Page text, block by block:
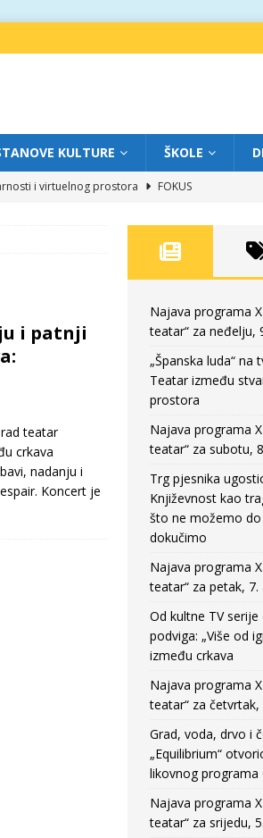
KULTURE ŠKOLE
i virtuelnog prostora
FOKUS
za onim što ne možemo do kraja da
avgust
9. avgust FOKUS
i patnji
teatar
crkava
nadanju i
Koncert je
Najava programa
teatar“ za neđelju,
„Španska luda“ na
Teatar između
prostora
Najava programa
teatar“ za subotu,
Trg pjesnika
Književnost kao
što ne možemo do
dokučimo
Najava programa
teatar“ za petak, 7.
Od kultne TV
podviga: „Više od
između crkava
Najava programa
teatar“ za četvrtak,
Grad, voda, drvo i
„Equilibrium“
likovnog programa
Najava programa
teatar“ za srijedu,